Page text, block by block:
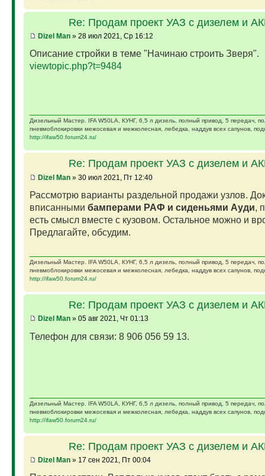
Re: Продам проект УАЗ с дизелем и
Dizel Man» 28 июл 2021, Ср 16:12
Описание стройки в теме "Начинаю строить Зверя".
viewtopic.php?t=9484
Дизельный Мастер. IFA W50LA, КУНГ, 6,5 л дизель, полный привод, 5 передач,
пневмоблокировки межосевая и межколесная, лебедка, наддув всех сапунов,
http://ifaw50.forum24.ru/
Re: Продам проект УАЗ с дизелем и
Dizel Man» 30 июл 2021, Пт 12:40
Рассмотрю варианты раздельной продажи узлов.
вписанными бамперами РАФ и сиденьями Ауди,
есть смысл вместе с кузовом. Остальное можно и
Предлагайте, обсудим.
Дизельный Мастер. IFA W50LA, КУНГ, 6,5 л дизель, полный привод, 5 передач,
пневмоблокировки межосевая и межколесная, лебедка, наддув всех сапунов,
http://ifaw50.forum24.ru/
Re: Продам проект УАЗ с дизелем и
Dizel Man» 05 авг 2021, Чт 01:13
Телефон для связи: 8 906 056 59 13.
Дизельный Мастер. IFA W50LA, КУНГ, 6,5 л дизель, полный привод, 5 передач,
пневмоблокировки межосевая и межколесная, лебедка, наддув всех сапунов,
http://ifaw50.forum24.ru/
Re: Продам проект УАЗ с дизелем и
Dizel Man» 17 сен 2021, Пт 00:04